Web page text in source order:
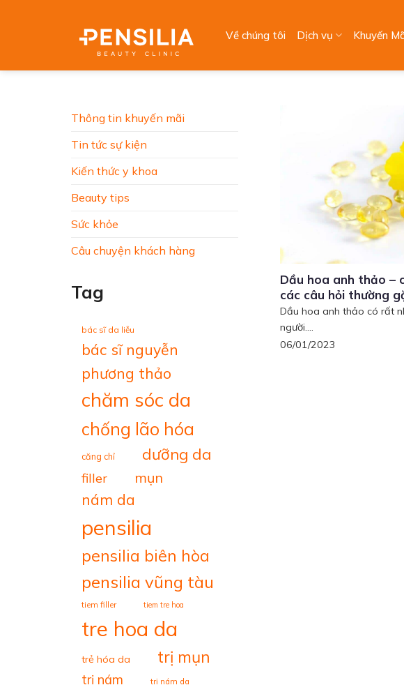
Về chúng tôi Dịch vụ Khuyến
Thông tin khuyến mãi
Tin tức sự kiện
Kiến thức y khoa
Beauty tips
Sức khỏe
Câu chuyện khách hàng
Tag
bác sĩ da liễu
bác sĩ nguyễn
phương thảo
chăm sóc da
chống lão hóa
căng chỉ dưỡng da
filler mụn
nám da
pensilia
pensilia biên hòa
pensilia vũng tàu
tiem filler tiem tre hoa
tre hoa da
trẻ hóa da trị mụn
trị nám trị nám da
Dầu hoa anh thảo –
các câu hỏi thường
Dầu hoa anh thảo có rất
người....
06/01/2023